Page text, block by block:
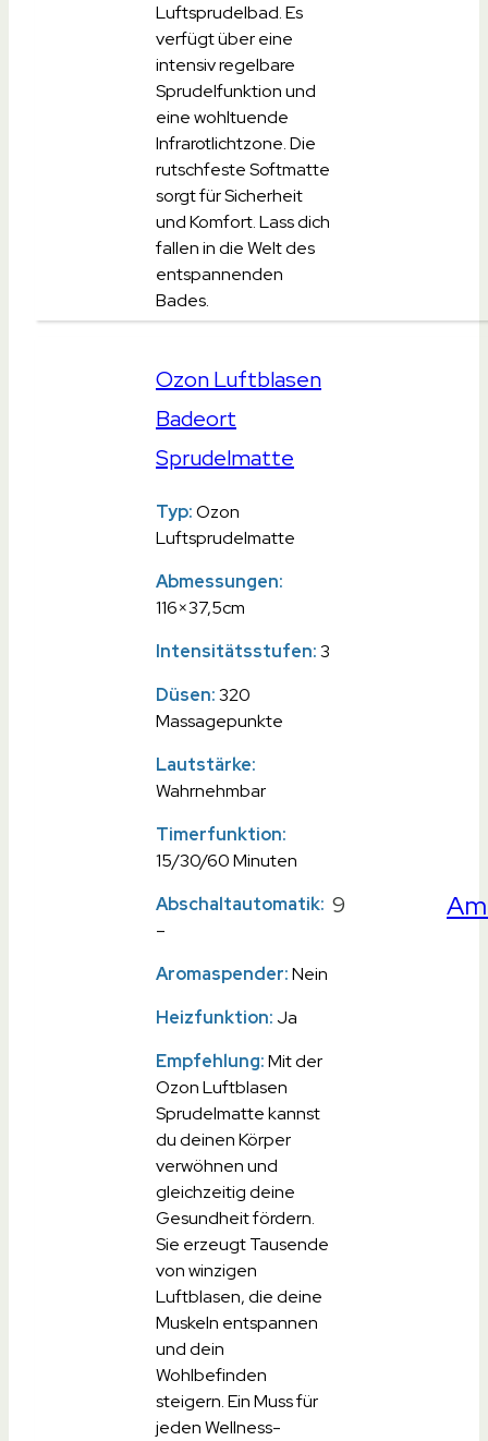
Luftsprudelbad. Es
verfügt über eine
intensiv regelbare
Sprudelfunktion und
eine wohltuende
Infrarotlichtzone. Die
rutschfeste Softmatte
sorgt für Sicherheit
und Komfort. Lass dich
fallen in die Welt des
entspannenden
Bades.
Ozon Luftblasen
Badeort
Sprudelmatte
Typ:Ozon
Luftsprudelmatte
Abmessungen:
116×37,5cm
Intensitätsstufen:3
Düsen:320
Massagepunkte
Lautstärke:
Wahrnehmbar
Timerfunktion:
15/30/60 Minuten
Abschaltautomatik:
–
Aromaspender:Nein
Heizfunktion: Ja
Empfehlung:Mit der
Ozon Luftblasen
Sprudelmatte kannst
du deinen Körper
verwöhnen und
gleichzeitig deine
Gesundheit fördern.
Sie erzeugt Tausende
von winzigen
Luftblasen, die deine
Muskeln entspannen
und dein
Wohlbefinden
steigern. Ein Muss für
jeden Wellness-
9